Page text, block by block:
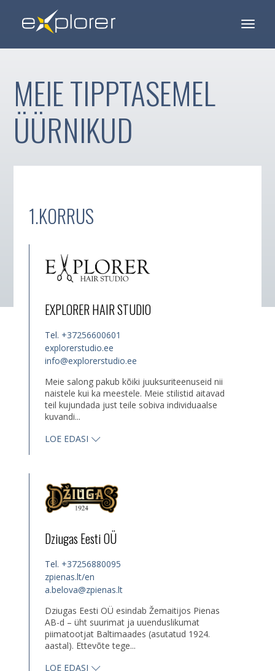
MEIE TIPPTASEMEL
ÜÜRNIKUD
1.KORRUS
EXPLORER HAIR STUDIO
Tel. +37256600601
explorerstudio.ee
info@explorerstudio.ee
Meie salong pakub kõiki juuksuriteenuseid nii
naistele kui ka meestele. Meie stilistid aitavad
teil kujundada just teile sobiva individuaalse
kuvandi...
LOE EDASI
Dziugas Eesti OÜ
Tel. +37256880095
zpienas.lt/en
a.belova@zpienas.lt
Dziugas Eesti OÜ esindab Žemaitijos Pienas
AB-d – üht suurimat ja uuenduslikumat
piimatootjat Baltimaades (asutatud 1924.
aastal). Ettevõte tege...
LOE EDASI